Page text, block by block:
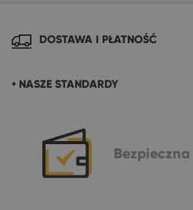
DOSTAWA I PŁATNOŚĆ
• NASZE STANDARDY
Bezpieczna